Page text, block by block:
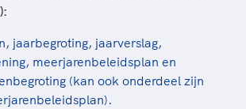
door samen te skaten of naar
te gaan. Door samen te juichen
Rico Verhoeven, Diede de
Nederlands Elftal. Of met trots te
de karatewedstrijd van je dochter,
een veilige
Academie
biedt een leer- en
voor de volgende functies
programma's: experts, coaches,
directeuren, managers en
jaarbegroting, jaarverslag,
meerjarenbeleidsplan en
(kan ook onderdeel zijn